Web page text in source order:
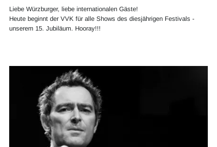
Liebe Würzburger, liebe internationalen Gäste!
Heute beginnt der VVK für alle Shows des diesjährigen Festivals -
unserem 15. Jubiläum. Hooray!!!